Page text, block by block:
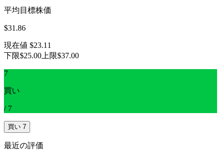
平均目標株価
$31.86
現在値 $23.11
下限$25.00 上限$37.00
7
買い
/ 7
買い 7
最近の評価